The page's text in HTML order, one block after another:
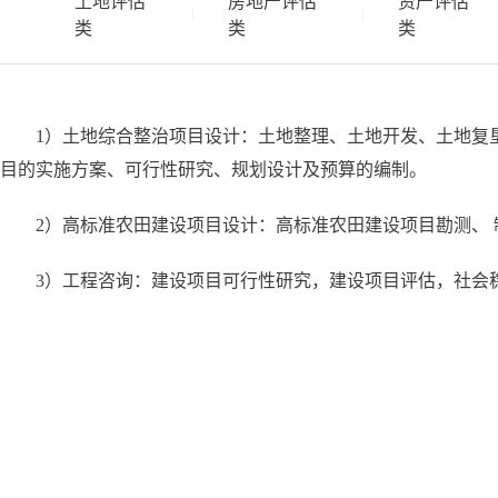
类
类
类
1）土地综合整治项目设计：土地整理、土地开发、土地
目的实施方案、可行性研究、规划设计及预算的编制。
2）高标准农田建设项目设计：高标准农田建设项目勘测
3）工程咨询：建设项目可行性研究，建设项目评估，社